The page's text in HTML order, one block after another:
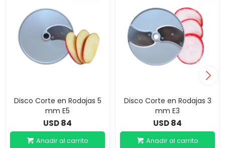
Disco Corte en Rodajas 5
mm E5
USD84
Disco Corte en Rodajas 3
mm E3
USD84